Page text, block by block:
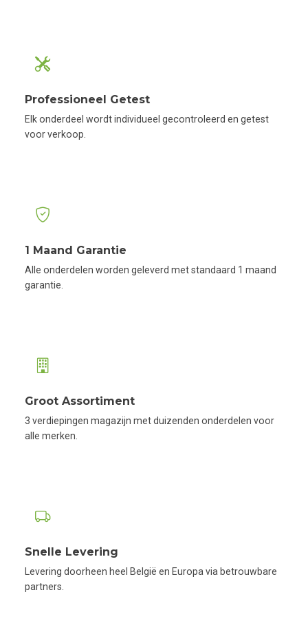
Professioneel Getest
Elk onderdeel wordt individueel gecontroleerd en getest
voor verkoop.
1 Maand Garantie
Alle onderdelen worden geleverd met standaard 1 maand
garantie.
Groot Assortiment
3 verdiepingen magazijn met duizenden onderdelen voor
alle merken.
Snelle Levering
Levering doorheen heel België en Europa via betrouwbare
partners.